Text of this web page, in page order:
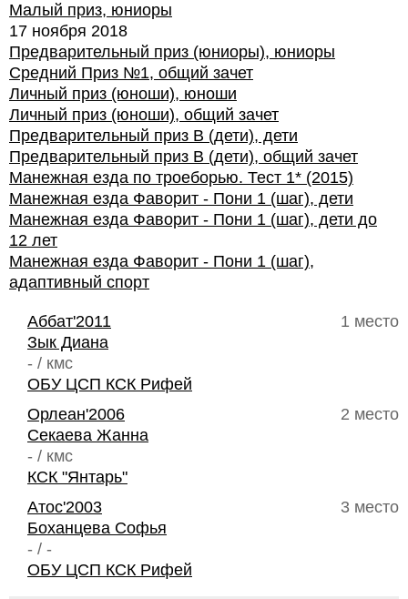
Малый приз, юниоры
17 ноября 2018
Предварительный приз (юниоры), юниоры
Средний Приз №1, общий зачет
Личный приз (юноши), юноши
Личный приз (юноши), общий зачет
Предварительный приз В (дети), дети
Предварительный приз В (дети), общий зачет
Манежная езда по троеборью. Тест 1* (2015)
Манежная езда Фаворит - Пони 1 (шаг), дети
Манежная езда Фаворит - Пони 1 (шаг), дети до
12 лет
Манежная езда Фаворит - Пони 1 (шаг),
адаптивный спорт
1 место
Аббат'2011
Зык Диана
- / кмс
ОБУ ЦСП КСК Рифей
2 место
Орлеан'2006
Секаева Жанна
- / кмс
КСК "Янтарь"
3 место
Атос'2003
Боханцева Софья
- / -
ОБУ ЦСП КСК Рифей